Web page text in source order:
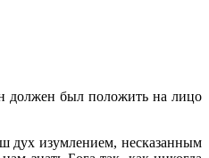
должен был положить на лицо
дух изумлением, несказанным